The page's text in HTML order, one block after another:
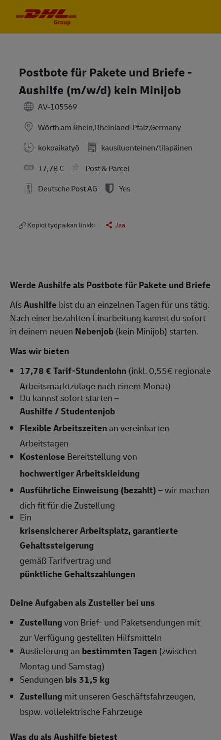
Postbote für Pakete und Briefe -
Aushilfe (m/w/d) kein Minijob
AV-105569
Wörth am Rhein,Rheinland-Pfalz,Germany
kokoaikatyö
kausiluonteinen/tilapäinen
17,78 €
Post & Parcel
Deutsche Post AG
Yes
Kopioi työpaikan linkki Jaa
Werde Aushilfe als Postbote für Pakete und Briefe
AlsAushilfe bist du an einzelnen Tagen für uns tätig.
Nach einer bezahlten Einarbeitung kannst du sofort
in deinem neuen Nebenjob (kein Minijob) starten.
Was wir bieten
17,78 € Tarif-Stundenlohn (inkl. 0,55€ regionale
Arbeitsmarktzulage nach einem Monat)
Du kannst sofort starten –
Aushilfe / Studentenjob
Flexible Arbeitszeitenan vereinbarten
Arbeitstagen
Kostenlose Bereitstellung von
hochwertiger Arbeitskleidung
Ausführliche Einweisung (bezahlt)– wir machen
dich fit für die Zustellung
Ein
krisensicherer Arbeitsplatz, garantierte
Gehaltssteigerung
gemäß Tarifvertrag und
pünktliche Gehaltszahlungen
Deine Aufgaben als Zusteller bei uns
Zustellungvon Brief- und Paketsendungen mit
zur Verfügung gestellten Hilfsmitteln
Auslieferung an bestimmten Tagen (zwischen
Montag und Samstag)
Sendungen bis 31,5 kg
Zustellungmit unseren Geschäftsfahrzeugen,
bspw. vollelektrische Fahrzeuge
Was du als Aushilfe bietest